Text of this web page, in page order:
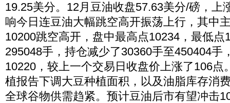
19.25美分。12月豆油收盘57.63美分/磅，上
响今日连豆油大幅跳空高开振荡上行，其中
10200跳空高开，盘中最高点10234，最低点
295048手，持仓减少了30360手至450404手
10220，较上一个交易日收盘价上涨了106点
植报告下调大豆种植面积，以及油脂库存消
全球谷物供需趋紧。预计豆油后市有望冲击